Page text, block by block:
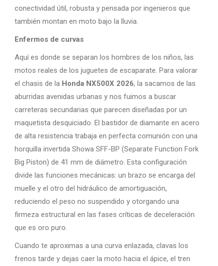
conectividad útil, robusta y pensada por ingenieros que
también montan en moto bajo la lluvia.
Enfermos de curvas
Aquí es donde se separan los hombres de los niños, las
motos reales de los juguetes de escaparate. Para valorar
el chasis de la Honda NX500X 2026, la sacamos de las
aburridas avenidas urbanas y nos fuimos a buscar
carreteras secundarias que parecen diseñadas por un
maquetista desquiciado. El bastidor de diamante en acero
de alta resistencia trabaja en perfecta comunión con una
horquilla invertida Showa SFF-BP (Separate Function Fork
Big Piston) de 41 mm de diámetro. Esta configuración
divide las funciones mecánicas: un brazo se encarga del
muelle y el otro del hidráulico de amortiguación,
reduciendo el peso no suspendido y otorgando una
firmeza estructural en las fases críticas de deceleración
que es oro puro.
Cuando te aproximas a una curva enlazada, clavas los
frenos tarde y dejas caer la moto hacia el ápice, el tren